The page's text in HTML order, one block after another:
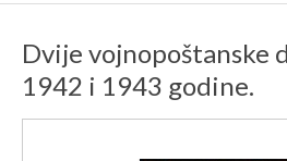
Dvije vojnopoštanske
1942 i 1943 godine.